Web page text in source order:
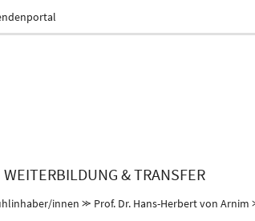
WEITERBILDUNG & TRANSFER
innen ⪼ Prof. Dr. Hans-Herbert von Arnim